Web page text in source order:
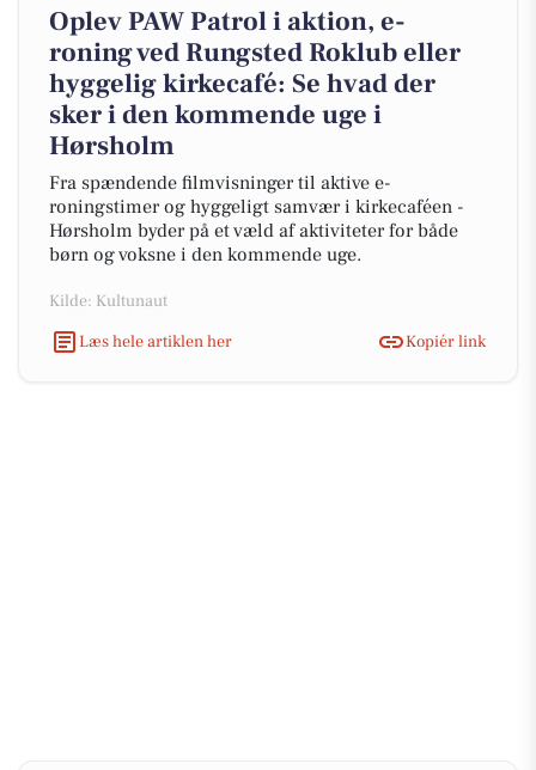
Oplev PAW Patrol i aktion, e-
roning ved Rungsted Roklub eller
hyggelig kirkecafé: Se hvad der
sker i den kommende uge i
Hørsholm
Fra spændende filmvisninger til aktive e-
roningstimer og hyggeligt samvær i kirkecaféen -
Hørsholm byder på et væld af aktiviteter for både
børn og voksne i den kommende uge.
Kilde: Kultunaut
Læs hele artiklen her
Kopiér link